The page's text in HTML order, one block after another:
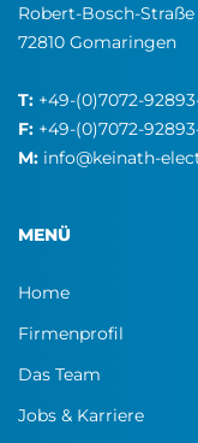
Robert-Bosch-Straße
72810 Gomaringen
T: +49-(0)7072-
F: +49-(0)7072-
M: info@keinath-
MENÜ
Home
Firmenprofil
Das Team
Jobs & Karriere